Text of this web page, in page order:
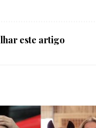
este artigo